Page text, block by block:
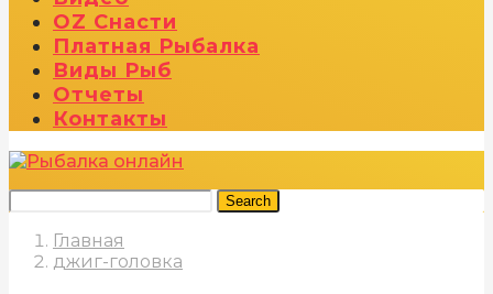
OZ Снасти
Платная Рыбалка
Виды Рыб
Отчеты
Контакты
Search
Главная
джиг-головка